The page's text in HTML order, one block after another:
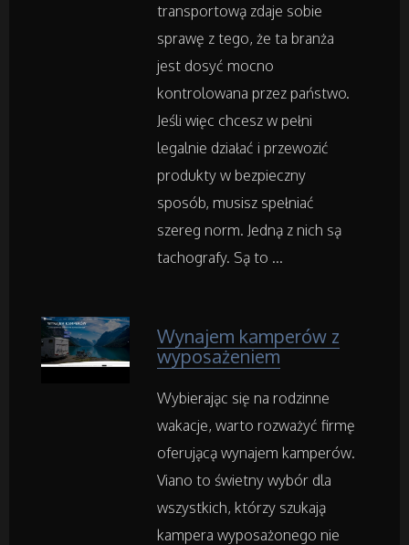
Chemia
Art. Spożywcze
Inne Sklepy
Maszyny Specjalistyczne
Maszyny
Przemysł Metalowy
Samochody
Transport
Części Samochodowe
transportową zdaje sobie
sprawę z tego, że ta branża
jest dosyć mocno
kontrolowana przez państwo.
Jeśli więc chcesz w pełni
legalnie działać i przewozić
produkty w bezpieczny
sposób, musisz spełniać
szereg norm. Jedną z nich są
tachografy. Są to ...
Wynajem kamperów z
wyposażeniem
Wybierając się na rodzinne
wakacje, warto rozważyć firmę
oferującą wynajem kamperów.
Viano to świetny wybór dla
wszystkich, którzy szukają
kampera wyposażonego nie